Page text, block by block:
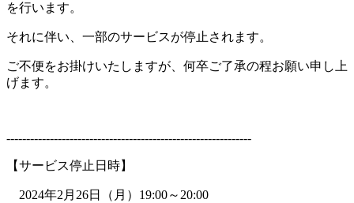
を行います。
それに伴い、一部のサービスが停止されます。
ご不便をお掛けいたしますが、何卒ご了承の程お願い申し上
げます。
--------------------------------------------------------------
【サービス停止日時】
2024年2月26日（月）19:00～20:00